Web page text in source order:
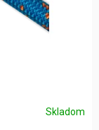
Skladom